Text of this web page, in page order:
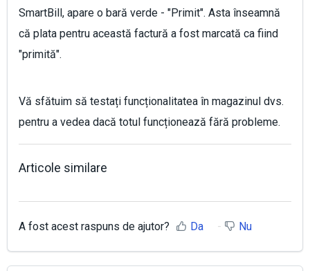
SmartBill, apare o bară verde - "Primit". Asta înseamnă
că plata pentru această factură a fost marcată ca fiind
"primită".
Vă sfătuim să testați funcționalitatea în magazinul dvs.
pentru a vedea dacă totul funcționează fără probleme.
Articole similare
A fost acest raspuns de ajutor? Da Nu